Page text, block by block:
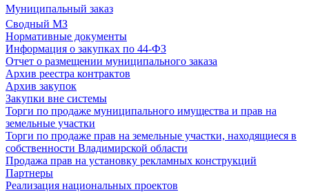
Муниципальный заказ
Сводный МЗ
Нормативные документы
Информация о закупках по 44-ФЗ
Отчет о размещении муниципального заказа
Архив реестра контрактов
Архив закупок
Закупки вне системы
Торги по продаже муниципального имущества и прав на
земельные участки
Торги по продаже прав на земельные участки, находящиеся в
собственности Владимирской области
Продажа прав на установку рекламных конструкций
Партнеры
Реализация национальных проектов